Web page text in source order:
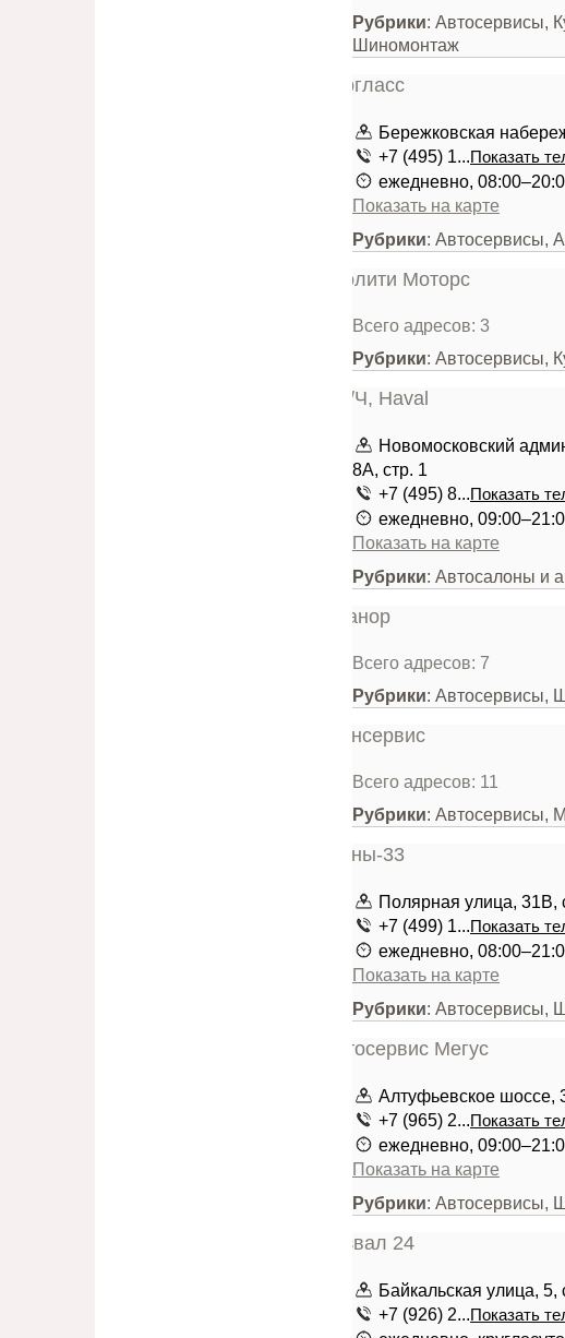
Рубрики: Автосервисы,
Шиномонтаж
Бережковская
+7 (495) 1...Показать
ежедневно,
Показать на карте
Рубрики: Автосервисы,
Всего адресов: 3
Рубрики: Автосервисы,
Новомосковский
8А, стр. 1
+7 (495) 8...Показать
ежедневно,
Показать на карте
Рубрики: Автосалоны и
Всего адресов: 7
Рубрики: Автосервисы,
Всего адресов: 11
Рубрики: Автосервисы,
Полярная улица, 31В,
+7 (499) 1...Показать
ежедневно,
Показать на карте
Рубрики: Автосервисы,
Алтуфьевское шоссе,
+7 (965) 2...Показать
ежедневно,
Показать на карте
Рубрики: Автосервисы,
Байкальская улица, 5,
+7 (926) 2...Показать